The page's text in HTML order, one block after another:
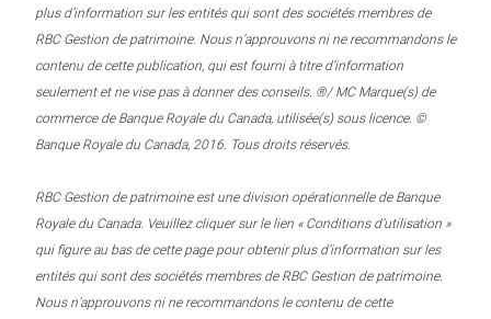
plus d’information sur les entités qui sont des sociétés membres de
RBC Gestion de patrimoine. Nous n’approuvons ni ne recommandons le
contenu de cette publication, qui est fourni à titre d’information
seulement et ne vise pas à donner des conseils. ®/ MC Marque(s) de
commerce de Banque Royale du Canada, utilisée(s) sous licence. ©
Banque Royale du Canada, 2016. Tous droits réservés.
RBC Gestion de patrimoine est une division opérationnelle de Banque
Royale du Canada. Veuillez cliquer sur le lien « Conditions d’utilisation »
qui figure au bas de cette page pour obtenir plus d’information sur les
entités qui sont des sociétés membres de RBC Gestion de patrimoine.
Nous n’approuvons ni ne recommandons le contenu de cette